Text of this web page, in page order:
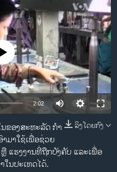
currently available
2:02
ລິງໂດຍກົງ
ຂອງ​ສະຫະລັດ ກໍາ
ມາ​ໃຊ້​ເພື່ອ​ຊ່ວຍ​
ແຮງ​ງານທີ່​ຖືກ​ບັງ​ຄັບ​ ​ແລະ​ເພື່ອ​
ໃນ​ປະ​ເທດໄດ້.